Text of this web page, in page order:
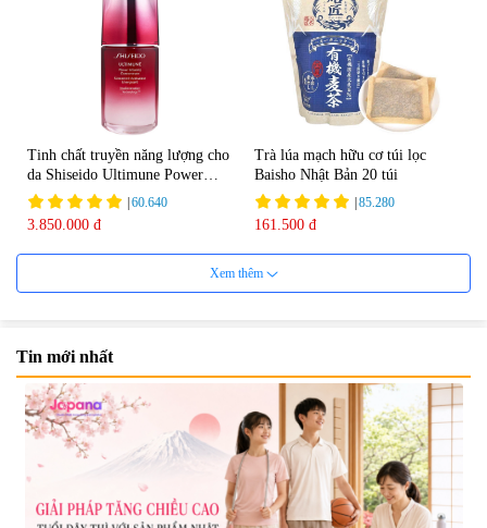
Tinh chất truyền năng lượng cho
da Shiseido Ultimune Power
75ml
|60.640
3.850.000 đ
Trà lúa mạch hữu cơ túi lọc
Baisho Nhật Bản 20 túi
|85.280
161.500 đ
Viên uống bổ não Ribeto Shoji
Ichoha Ekisu Plus - 90 viên
57.920
1.450.000 đ
Viên nang uống cải thiện thị lực,
trí nhớ DHA + EPA + Flaxseed
Oil 30 viên/gói - Date 02/2027
| 52.346
225.000 đ
Xem thêm
Tin mới nhất